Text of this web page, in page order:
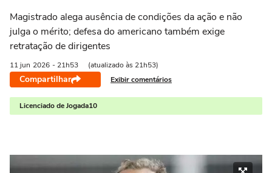
Magistrado alega ausência de condições da ação e não
julga o mérito; defesa do americano também exige
retratação de dirigentes
11 jun 2026 - 21h53 (atualizado às 21h53)
Compartilhar Exibir comentários
Licenciado de Jogada10